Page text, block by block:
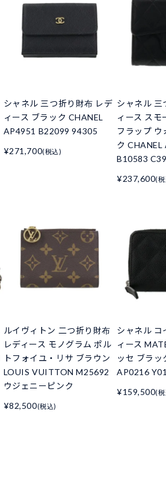
シャネル 三つ折り財布 レデ
ィース ブラック CHANEL
AP4951 B22099 94305
¥271,700(税込)
シャネル 三
ィース スモ
フラップ ウ
ク CHANEL
B10583
¥237,600(税
ルイヴィトン 二つ折り財布
レディース モノグラム ポル
トフォイユ・リサ ブラウン
LOUIS VUITTON M25692
ウジェニーピンク
¥82,500(税込)
シャネル コ
ィース
ッセ ブラッ
AP0216
¥159,500(税